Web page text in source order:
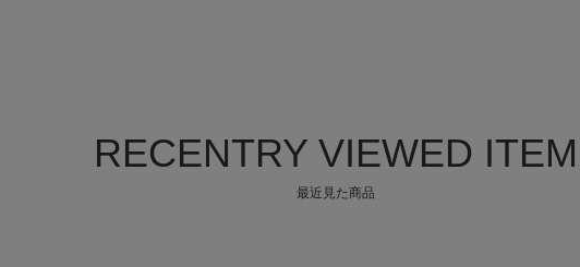
RECENTRY VIEWED ITEM
最近見た商品